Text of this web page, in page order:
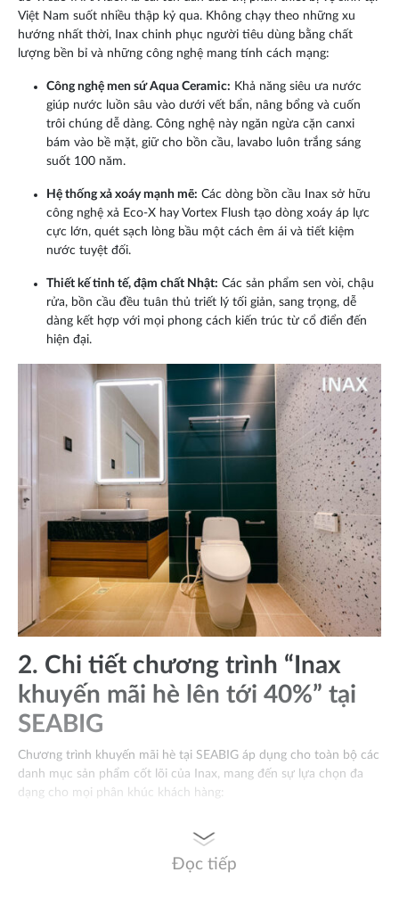
Việt Nam suốt nhiều thập kỷ qua. Không chạy theo những xu
hướng nhất thời, Inax chinh phục người tiêu dùng bằng chất
lượng bền bỉ và những công nghệ mang tính cách mạng:
Công nghệ men sứ Aqua Ceramic: Khả năng siêu ưa nước
giúp nước luồn sâu vào dưới vết bẩn, nâng bổng và cuốn
trôi chúng dễ dàng. Công nghệ này ngăn ngừa cặn canxi
bám vào bề mặt, giữ cho bồn cầu, lavabo luôn trắng sáng
suốt 100 năm.
Hệ thống xả xoáy mạnh mẽ: Các dòng bồn cầu Inax sở hữu
công nghệ xả Eco-X hay Vortex Flush tạo dòng xoáy áp lực
cực lớn, quét sạch lòng bầu một cách êm ái và tiết kiệm
nước tuyệt đối.
Thiết kế tinh tế, đậm chất Nhật: Các sản phẩm sen vòi, chậu
rửa, bồn cầu đều tuân thủ triết lý tối giản, sang trọng, dễ
dàng kết hợp với mọi phong cách kiến trúc từ cổ điển đến
hiện đại.
2. Chi tiết chương trình “Inax
khuyến mãi hè lên tới 40%” tại
SEABIG
Chương trình khuyến mãi hè tại SEABIG áp dụng cho toàn bộ các
danh mục sản phẩm cốt lõi của Inax, mang đến sự lựa chọn đa
dạng cho mọi phân khúc khách hàng:
Đọc tiếp